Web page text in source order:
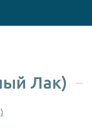
Лак)